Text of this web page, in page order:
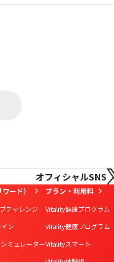
オフィシャルSNS
ード）
チャレンジ
ン
ミュレーター
プラン・利用料
Vitality健康プログラム
Vitality健康プログラム
Vitalityスマート